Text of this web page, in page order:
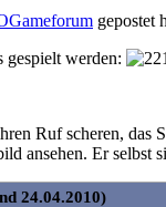
gepostet
werden:
Ruf scheren, das
ansehen. Er
24.04.2010)